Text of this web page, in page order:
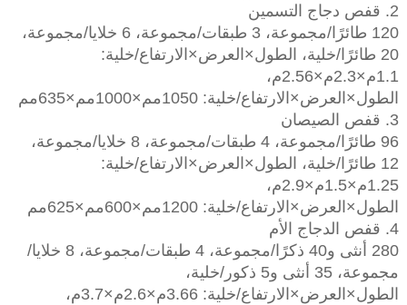
2. قفص دجاج التسمين
120 طائرًا/مجموعة، 3 طبقات/مجموعة، 6 خلايا/مجموعة،
20 طائرًا/خلية، الطول×العرض×الارتفاع/خلية:
1.1م×2.3م×2.56م،
الطول×العرض×الارتفاع/خلية: 1050مم×1000مم×635مم
3. قفص الصيصان
96 طائرًا/مجموعة، 4 طبقات/مجموعة، 8 خلايا/مجموعة،
12 طائرًا/خلية، الطول×العرض×الارتفاع/خلية:
1.25م×1.5م×2.9م،
الطول×العرض×الارتفاع/خلية: 1200مم×600مم×625مم
4. قفص الدجاج الأم
280 أنثى و40 ذكرًا/مجموعة، 4 طبقات/مجموعة، 8 خلايا/
مجموعة، 35 أنثى و5 ذكور/خلية،
الطول×العرض×الارتفاع/خلية: 3.66م×2.6م×3.7م،